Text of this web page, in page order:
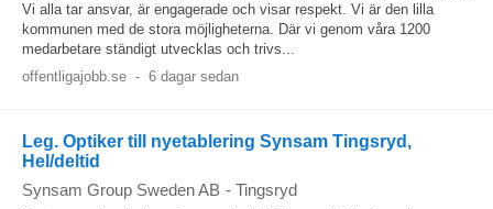
Vi alla tar ansvar, är engagerade och visar respekt. Vi är den lilla
kommunen med de stora möjligheterna. Där vi genom våra 1200
medarbetare ständigt utvecklas och trivs...
offentligajobb.se - 6 dagar sedan
Leg. Optiker till nyetablering Synsam Tingsryd,
Hel/deltid
Synsam Group Sweden AB - Tingsryd